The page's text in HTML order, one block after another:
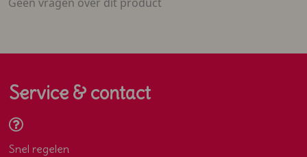
Service & contact
Snel regelen